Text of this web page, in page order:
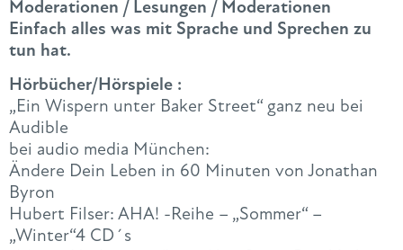
Moderationen / Lesungen / Moderationen
Einfach alles was mit Sprache und Sprechen zu
tun hat.
Hörbücher/Hörspiele :
„Ein Wispern unter Baker Street“ ganz neu bei
Audible
bei audio media München:
Ändere Dein Leben in 60 Minuten von Jonathan
Byron
Hubert Filser: AHA! -Reihe – „Sommer“ –
„Winter“4 CD´s